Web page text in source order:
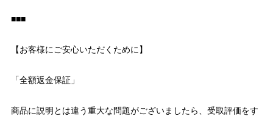
■■■
【お客様にご安心いただくために】
「全額返金保証」
商品に説明とは違う重大な問題がございましたら、受取評価をす